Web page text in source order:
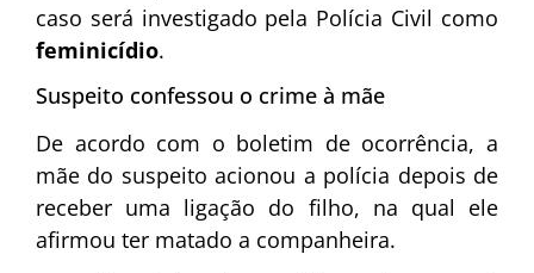
caso será investigado pela Polícia Civil como
feminicídio.
Suspeito confessou o crime à mãe
De acordo com o boletim de ocorrência, a
mãe do suspeito acionou a polícia depois de
receber uma ligação do filho, na qual ele
afirmou ter matado a companheira.